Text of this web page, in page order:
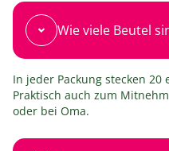
Wie viele Beutel
In jeder Packung stecken 20
Praktisch auch zum
oder bei Oma.